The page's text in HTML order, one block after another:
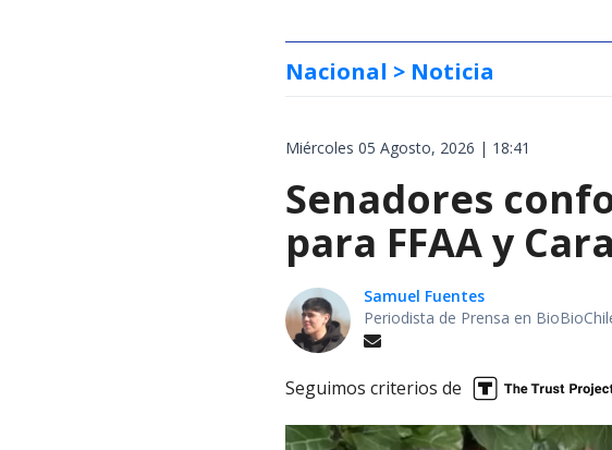
Nacional > Noticia
Miércoles 05 Agosto, 2026 | 18:41
Senadores
para FFAA y
Samuel Fuentes
Periodista de Prensa en
Seguimos criterios de